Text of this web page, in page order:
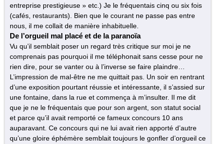
entreprise prestigieuse » etc.) Je le fréquentais cinq ou six fois
(cafés, restaurants). Bien que le courant ne passe pas entre
nous, il me collait de manière inhabituelle.
De l’orgueil mal placé et de la paranoïa
Vu qu’il semblait poser un regard très critique sur moi je ne
comprenais pas pourquoi il me téléphonait sans cesse pour ne
rien dire, pour se vanter ou à l’inverse se faire plaindre…
L’impression de mal-être ne me quittait pas. Un soir en rentrant
d’une exposition pourtant réussie et intéressante, il s’assied sur
une fontaine, dans la rue et commença à m’insulter. Il me dit
que je ne le fréquentais que pour son argent, son statut social
et parce qu’il avait remporté ce fameux concours 10 ans
auparavant. Ce concours qui ne lui avait rien apporté d’autre
qu’une gloire éphémère semblait toujours le gonfler d’orgueil ce